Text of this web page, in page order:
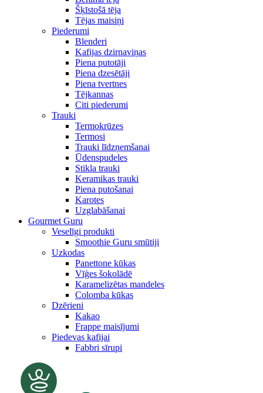
Šķīstošā tēja
Tējas maisiņi
Piederumi
Blenderi
Kafijas dzirnaviņas
Piena putotāji
Piena dzesētāji
Piena tvertnes
Tējkannas
Citi piederumi
Trauki
Termokrūzes
Termosi
Trauki līdzņemšanai
Ūdenspudeles
Stikla trauki
Keramikas trauki
Piena putošanai
Karotes
Uzglabāšanai
Gourmet Guru
Veselīgi produkti
Smoothie Guru smūtiji
Uzkodas
Panettone kūkas
Vīģes šokolādē
Karamelizētas mandeles
Colomba kūkas
Dzērieni
Kakao
Frappe maisījumi
Piedevas kafijai
Fabbri sīrupi